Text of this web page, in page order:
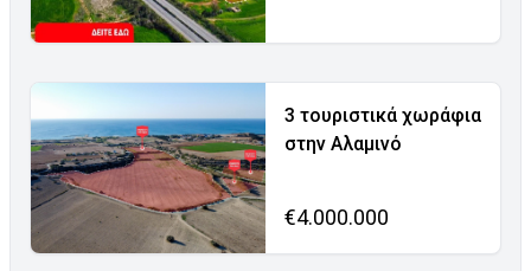
3 τουριστικά χωράφια
στην Αλαμινό
€4.000.000